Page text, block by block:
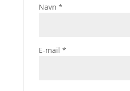
Navn *
E-mail *